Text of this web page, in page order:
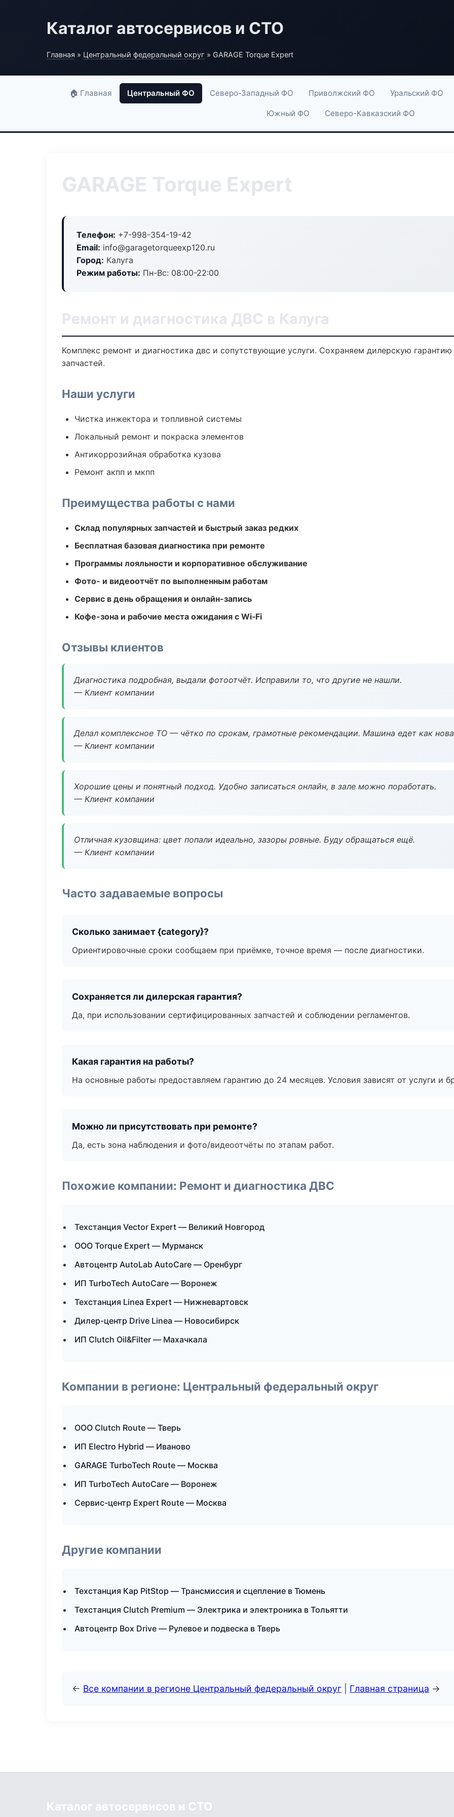
Каталог автосервисов и СТО
Главная » Центральный федеральный округ » GARAGE Torque Expert
🏠 Главная Центральный ФО Северо-Западный ФО Приволжский ФО Уральский ФО
Южный ФО Северо-Кавказский ФО
GARAGE Torque Expert
Телефон: +7-998-354-19-42
Email: info@garagetorqueexp120.ru
Город: Калуга
Режим работы: Пн-Вс: 08:00-22:00
Ремонт и диагностика ДВС в Калуга
Комплекс ремонт и диагностика двс и сопутствующие услуги. Сохраняем дилерскую
запчастей.
Наши услуги
Чистка инжектора и топливной системы
Локальный ремонт и покраска элементов
Антикоррозийная обработка кузова
Ремонт акпп и мкпп
Преимущества работы с нами
Склад популярных запчастей и быстрый заказ редких
Бесплатная базовая диагностика при ремонте
Программы лояльности и корпоративное обслуживание
Фото- и видеоотчёт по выполненным работам
Сервис в день обращения и онлайн-запись
Кофе-зона и рабочие места ожидания с Wi‑Fi
Отзывы клиентов
Диагностика подробная, выдали фотоотчёт. Исправили то, что другие не нашли.
— Клиент компании
Делал комплексное ТО — чётко по срокам, грамотные рекомендации. Машина едет как
— Клиент компании
Хорошие цены и понятный подход. Удобно записаться онлайн, в зале можно поработать.
— Клиент компании
Отличная кузовщина: цвет попали идеально, зазоры ровные. Буду обращаться ещё.
— Клиент компании
Часто задаваемые вопросы
Сколько занимает {category}?
Ориентировочные сроки сообщаем при приёмке, точное время — после диагностики.
Сохраняется ли дилерская гарантия?
Да, при использовании сертифицированных запчастей и соблюдении регламентов.
Какая гарантия на работы?
На основные работы предоставляем гарантию до 24 месяцев. Условия зависят от услуги и
Можно ли присутствовать при ремонте?
Да, есть зона наблюдения и фото/видеоотчёты по этапам работ.
Похожие компании: Ремонт и диагностика ДВС
Техстанция Vector Expert — Великий Новгород
ООО Torque Expert — Мурманск
Автоцентр AutoLab AutoCare — Оренбург
ИП TurboTech AutoCare — Воронеж
Техстанция Linea Expert — Нижневартовск
Дилер-центр Drive Linea — Новосибирск
ИП Clutch Oil&Filter — Махачкала
Компании в регионе: Центральный федеральный округ
ООО Clutch Route — Тверь
ИП Electro Hybrid — Иваново
GARAGE TurboTech Route — Москва
ИП TurboTech AutoCare — Воронеж
Сервис-центр Expert Route — Москва
Другие компании
Техстанция Кар PitStop — Трансмиссия и сцепление в Тюмень
Техстанция Clutch Premium — Электрика и электроника в Тольятти
Автоцентр Box Drive — Рулевое и подвеска в Тверь
← Все компании в регионе Центральный федеральный округ Главная страница →
Каталог автосервисов и СТО